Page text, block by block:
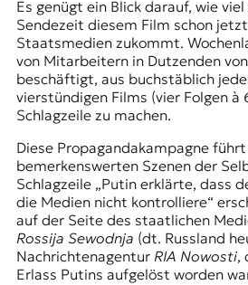
Es genügt ein Blick darauf, wie
Sendezeit diesem Film schon
Staatsmedien zukommt.
von Mitarbeitern in Dutzenden
beschäftigt, aus buchstäblich
vierstündigen Films (vier Folgen à
Schlagzeile zu machen.
Diese Propagandakampagne führt
bemerkenswerten Szenen der
Schlagzeile „Putin erklärte, dass
die Medien nicht kontrolliere“
auf der Seite des staatlichen
Rossija Sewodnja (dt. Russland
Nachrichtenagentur RIA Nowosti,
Erlass Putins aufgelöst worden